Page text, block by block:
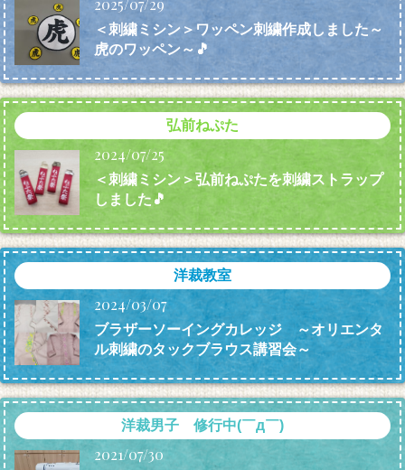
2025/07/29
＜刺繍ミシン＞ワッペン刺繍作成しました～
虎のワッペン～🎵
弘前ねぷた
2024/07/25
＜刺繍ミシン＞弘前ねぷたを刺繍ストラップ
しました🎵
洋裁教室
2024/03/07
ブラザーソーイングカレッジ ～オリエンタ
ル刺繍のタックブラウス講習会～
洋裁男子 修行中(￣д￣)
2021/07/30